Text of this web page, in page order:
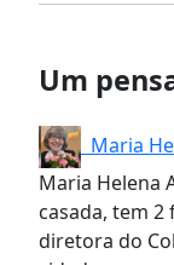
Um
Maria
Maria Helena
casada, tem
diretora do